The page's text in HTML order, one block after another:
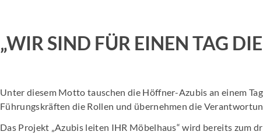
„WIR SIND FÜR EINEN TAG
Unter diesem Motto tauschen die Höffner-Azubis an einem
Führungskräften die Rollen und übernehmen die
Das Projekt „Azubis leiten IHR Möbelhaus“ wird bereits zum